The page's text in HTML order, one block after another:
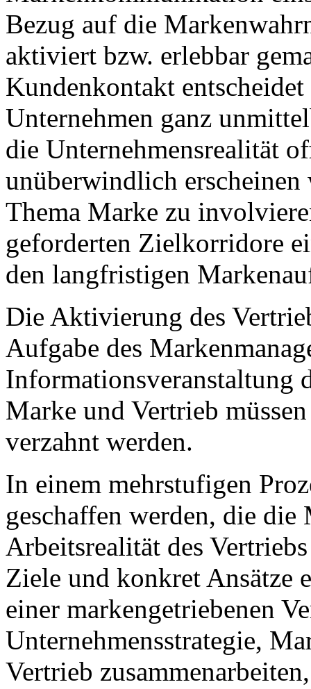
Bezug auf die
aktiviert bzw. erlebbar
Kundenkontakt
Unternehmen ganz
die Unternehmensrealität
unüberwindlich erscheinen
Thema Marke zu
geforderten Zielkorridore
den langfristigen
Die Aktivierung des
Aufgabe des
Informationsveranstaltung
Marke und Vertrieb
verzahnt werden.
In einem mehrstufigen
geschaffen werden, die
Arbeitsrealität des
Ziele und konkret Ansätze
einer markengetriebenen
Unternehmensstrategie,
Vertrieb